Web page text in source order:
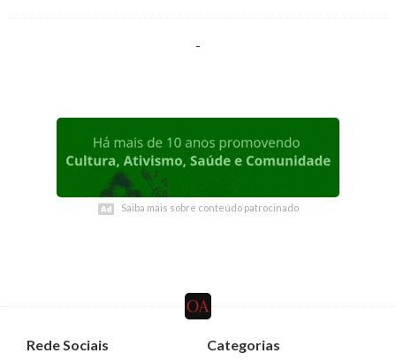
-
Saiba mais sobre conteúdo patrocinado
Saiba mais sobre conteúdo patrocinado
Rede Sociais
Categorias